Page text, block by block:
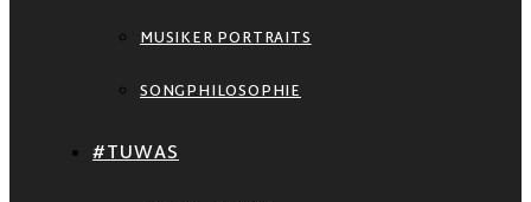
MUSIKER PORTRAITS
SONGPHILOSOPHIE
#TUWAS